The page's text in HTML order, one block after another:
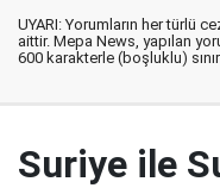
UYARI: Yorumların her türlü
aittir. Mepa News, yapılan
600 karakterle (boşluklu)
Suriye ile